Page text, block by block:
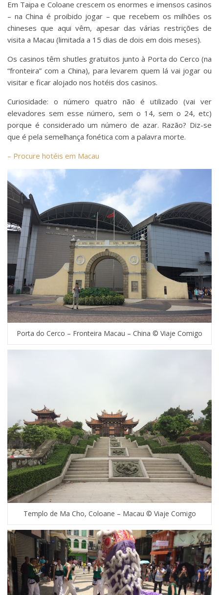
Em Taipa e Coloane crescem os enormes e imensos casinos
– na China é proibido jogar – que recebem os milhões os
chineses que aqui vêm, apesar das várias restrições de
visita a Macau (limitada a 15 dias de dois em dois meses).
Os casinos têm shutles gratuitos junto à Porta do Cerco (na
“fronteira” com a China), para levarem quem lá vai jogar ou
visitar e ficar alojado nos hotéis dos casinos.
Curiosidade: o número quatro não é utilizado (vai ver
elevadores sem esse número, sem o 14, sem o 24, etc)
porque é considerado um número de azar. Razão? Diz-se
que é pela semelhança fonética com a palavra morte.
– Procure hotéis em Macau
Porta do Cerco – Fronteira Macau – China © Viaje Comigo
Templo de Ma Cho, Coloane – Macau © Viaje Comigo